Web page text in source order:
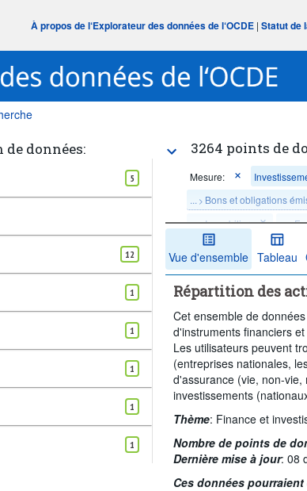
À propos de l‘Explorateur des données de l‘OCDE |Statut de
données:
5
12
1
1
1
1
1
3264 points de
Mesure:
... > Bons et obligations
...>Immobilier ...>
>Fonds spéculatifs
...>Placements produits
Unité de mesure:
Type assurance:
Fréquence d'observation:
Supprimer tout
Vue d'ensemble Tableau
Répartition des
Cet ensemble de
d'instruments financiers
Les utilisateurs peuvent
(entreprises nationales,
d'assurance (vie, non-
investissements
Thème: Finance et
Nombre de points de
Dernière mise à jour:08
Ces données